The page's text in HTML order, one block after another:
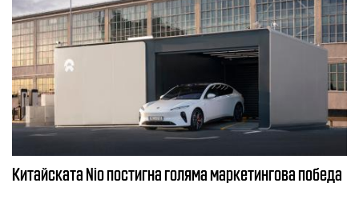
Китайската Nio постигна голяма маркетингова победа